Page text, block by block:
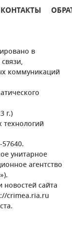
КОНТАКТЫ
в
коммуникаций
г.)
унитарное
агентство
сайта
crimea.ria.ru